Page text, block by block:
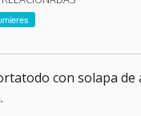
con solapa